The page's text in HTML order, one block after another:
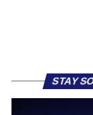
ευκαιρία, η Λαμία
STAY